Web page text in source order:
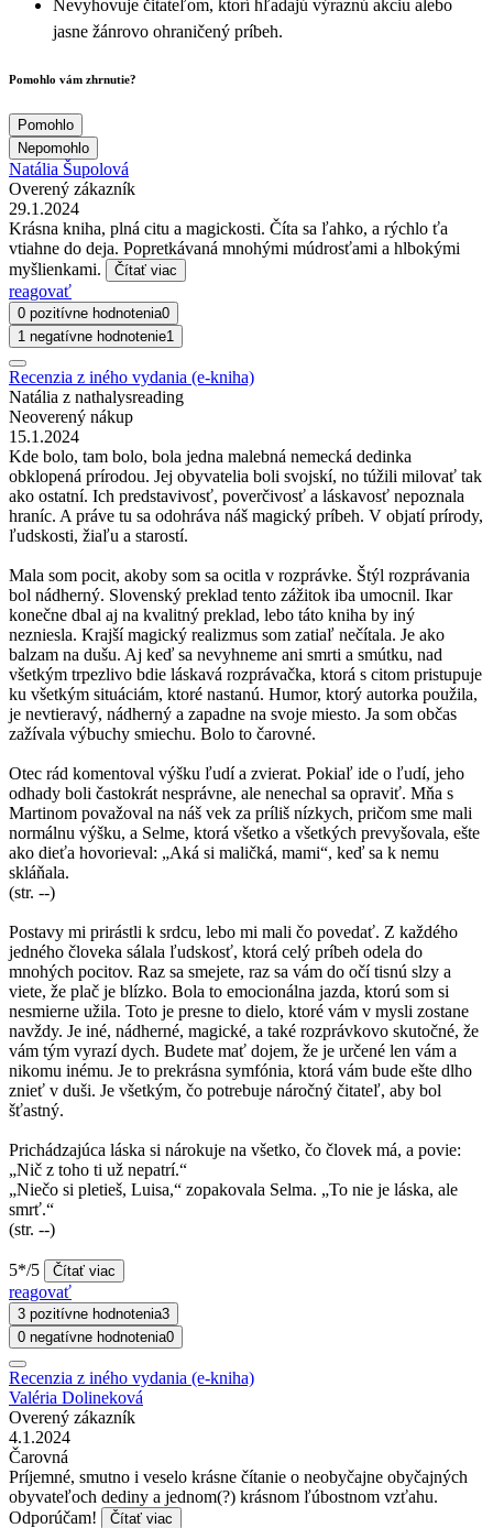
Nevyhovuje čitateľom, ktorí hľadajú výraznú akciu alebo
jasne žánrovo ohraničený príbeh.
Pomohlo vám zhrnutie?
Pomohlo
Nepomohlo
Natália Šupolová
Overený zákazník
29.1.2024
Krásna kniha, plná citu a magickosti. Číta sa ľahko, a rýchlo ťa
vtiahne do deja. Popretkávaná mnohými múdrosťami a hlbokými
myšlienkami.
Čítať viac
reagovať
0 pozitívne hodnotenia0
1 negatívne hodnotenie1
Recenzia z iného vydania (e-kniha)
Natália z nathalysreading
Neoverený nákup
15.1.2024
Kde bolo, tam bolo, bola jedna malebná nemecká dedinka
obklopená prírodou. Jej obyvatelia boli svojskí, no túžili milovať tak
ako ostatní. Ich predstavivosť, poverčivosť a láskavosť nepoznala
hraníc. A práve tu sa odohráva náš magický príbeh. V objatí prírody,
ľudskosti, žiaľu a starostí.
Mala som pocit, akoby som sa ocitla v rozprávke. Štýl rozprávania
bol nádherný. Slovenský preklad tento zážitok iba umocnil. Ikar
konečne dbal aj na kvalitný preklad, lebo táto kniha by iný
nezniesla. Krajší magický realizmus som zatiaľ nečítala. Je ako
balzam na dušu. Aj keď sa nevyhneme ani smrti a smútku, nad
všetkým trpezlivo bdie láskavá rozprávačka, ktorá s citom pristupuje
ku všetkým situáciám, ktoré nastanú. Humor, ktorý autorka použila,
je nevtieravý, nádherný a zapadne na svoje miesto. Ja som občas
zažívala výbuchy smiechu. Bolo to čarovné.
Otec rád komentoval výšku ľudí a zvierat. Pokiaľ ide o ľudí, jeho
odhady boli častokrát nesprávne, ale nenechal sa opraviť. Mňa s
Martinom považoval na náš vek za príliš nízkych, pričom sme mali
normálnu výšku, a Selme, ktorá všetko a všetkých prevyšovala, ešte
ako dieťa hovorieval: „Aká si maličká, mami“, keď sa k nemu
skláňala.
(str. --)
Postavy mi prirástli k srdcu, lebo mi mali čo povedať. Z každého
jedného človeka sálala ľudskosť, ktorá celý príbeh odela do
mnohých pocitov. Raz sa smejete, raz sa vám do očí tisnú slzy a
viete, že plač je blízko. Bola to emocionálna jazda, ktorú som si
nesmierne užila. Toto je presne to dielo, ktoré vám v mysli zostane
navždy. Je iné, nádherné, magické, a také rozprávkovo skutočné, že
vám tým vyrazí dych. Budete mať dojem, že je určené len vám a
nikomu inému. Je to prekrásna symfónia, ktorá vám bude ešte dlho
znieť v duši. Je všetkým, čo potrebuje náročný čitateľ, aby bol
šťastný.
Prichádzajúca láska si nárokuje na všetko, čo človek má, a povie:
„Nič z toho ti už nepatrí.“
„Niečo si pletieš, Luisa,“ zopakovala Selma. „To nie je láska, ale
smrť.“
(str. --)
5*/5 Čítať viac
reagovať
3 pozitívne hodnotenia3
0 negatívne hodnotenia0
Recenzia z iného vydania (e-kniha)
Valéria Dolineková
Overený zákazník
4.1.2024
Čarovná
Príjemné, smutno i veselo krásne čítanie o neobyčajne obyčajných
obyvateľoch dediny a jednom(?) krásnom ľúbostnom vzťahu.
Odporúčam!
Čítať viac